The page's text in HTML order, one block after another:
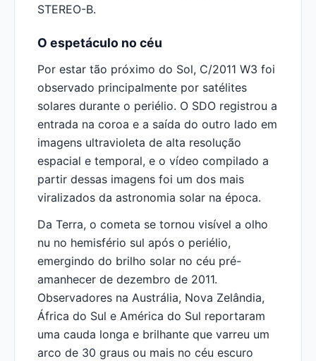
STEREO-B.
O espetáculo no céu
Por estar tão próximo do Sol, C/2011 W3 foi
observado principalmente por satélites
solares durante o periélio. O SDO registrou a
entrada na coroa e a saída do outro lado em
imagens ultravioleta de alta resolução
espacial e temporal, e o vídeo compilado a
partir dessas imagens foi um dos mais
viralizados da astronomia solar na época.
Da Terra, o cometa se tornou visível a olho
nu no hemisfério sul após o periélio,
emergindo do brilho solar no céu pré-
amanhecer de dezembro de 2011.
Observadores na Austrália, Nova Zelândia,
África do Sul e América do Sul reportaram
uma cauda longa e brilhante que varreu um
arco de 30 graus ou mais no céu escuro